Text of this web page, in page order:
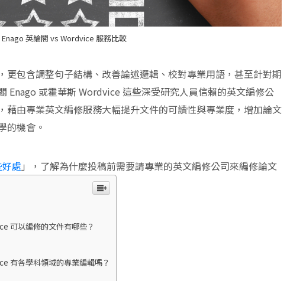
Enago 英論閣 vs Wordvice 服務比較
更包含調整句子結構、改善論述邏輯、校對專業用語，甚至針對期
Enago 或霍華斯 Wordvice 這些深受研究人員信賴的英文編修公
藉由專業英文編修服務大幅提升文件的可讀性與專業度，增加論文
的機會。
處 」，了解為什麼投稿前需要請專業的英文編修公司來編修論文
可以編修的文件有哪些？
有各學科領域的專業編輯嗎？